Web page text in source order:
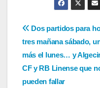
de
entradas
Dos partidos para
tres mañana sábado,
más el lunes… y
CF y RB Linense que
pueden fallar